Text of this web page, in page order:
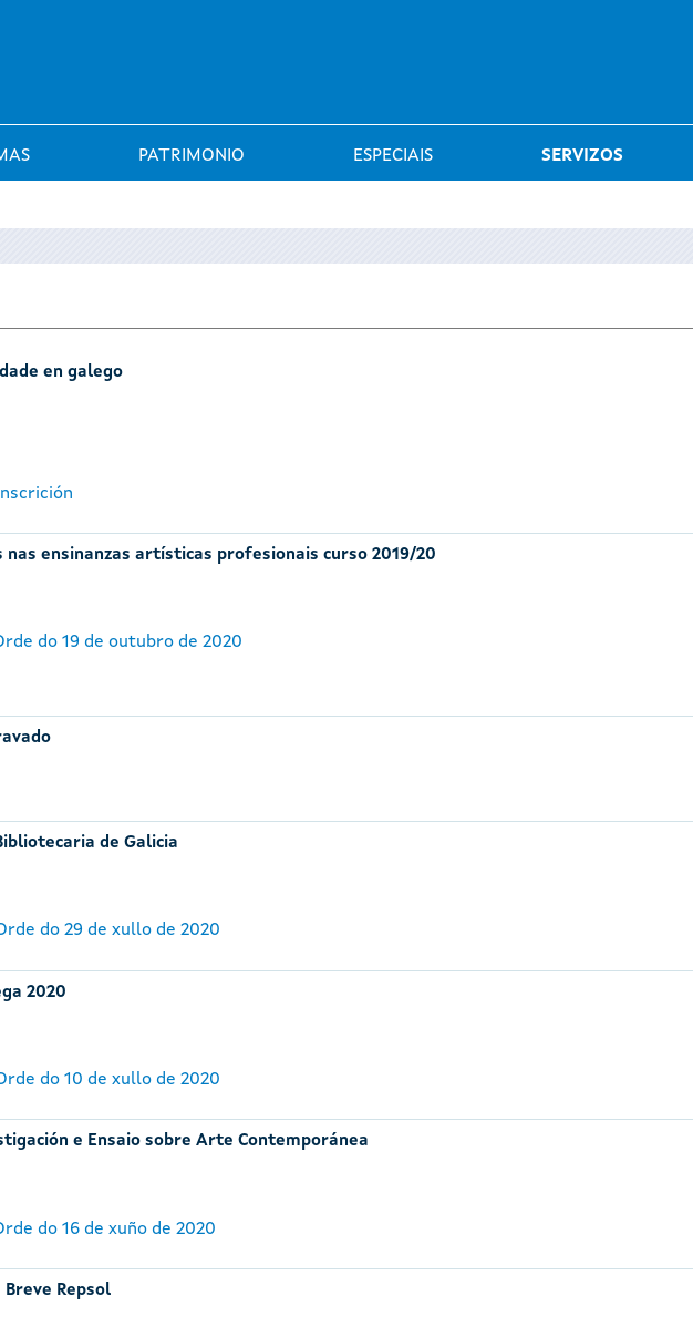
PATRIMONIO ESPECIAIS SERVIZOS
en galego
ensinanzas artísticas profesionais curso 2019/20
do 19 de outubro de 2020
de Galicia
do 29 de xullo de 2020
2020
do 10 de xullo de 2020
e Ensaio sobre Arte Contemporánea
do 16 de xuño de 2020
Repsol